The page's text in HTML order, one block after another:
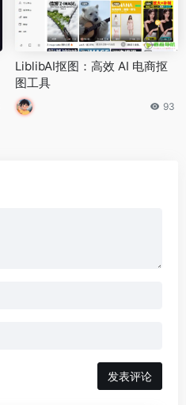
LiblibAI抠图：高效 AI 电商抠
图工具
93
发表评论